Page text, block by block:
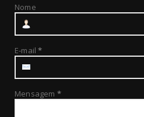
Nome
E-mail*
Mensagem *